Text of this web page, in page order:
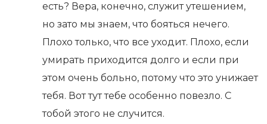
есть? Вера, конечно, служит утешением,
но зато мы знаем, что бояться нечего.
Плохо только, что все уходит. Плохо, если
умирать приходится долго и если при
этом очень больно, потому что это унижает
тебя. Вот тут тебе особенно повезло. С
тобой этого не случится.